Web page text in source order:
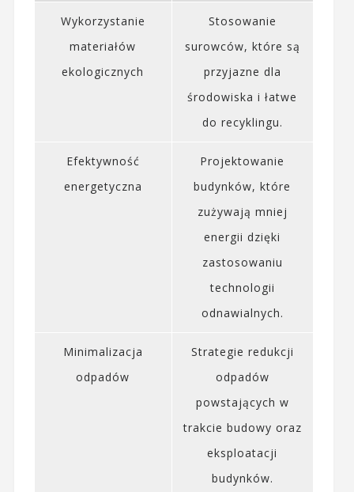
Wykorzystanie
materiałów
ekologicznych
Stosowanie
surowców, które są
przyjazne dla
środowiska i łatwe
do recyklingu.
Efektywność
energetyczna
Projektowanie
budynków, które
zużywają mniej
energii dzięki
zastosowaniu
technologii
odnawialnych.
Minimalizacja
odpadów
Strategie redukcji
odpadów
powstających w
trakcie budowy oraz
eksploatacji
budynków.